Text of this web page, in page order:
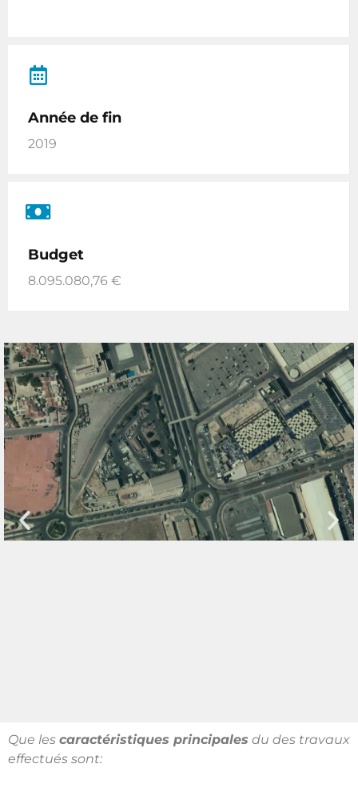
Année de fin
2019
Budget
8.095.080,76 €
Que les caractéristiques principales du des travaux
effectués sont: